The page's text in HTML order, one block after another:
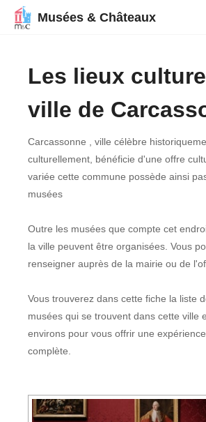
Musées & Châteaux
Les lieux
ville de
Carcassonne , ville célèbre
culturellement, bénéficie d'une offre
variée cette commune possède ainsi
musées
Outre les musées que compte cet
la ville peuvent être organisées. Vous
renseigner auprès de la mairie ou de
Vous trouverez dans cette fiche la liste
musées qui se trouvent dans cette ville
environs pour vous offrir une
complète.